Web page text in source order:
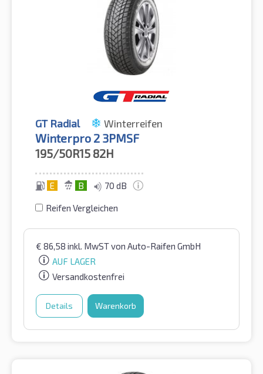
GT Radial Winterreifen
Winterpro 2 3PMSF
195/50R15 82H
E B 70 dB
Reifen Vergleichen
€ 86,58 inkl. MwSTvon Auto-Raifen GmbH
AUF LAGER
Versandkostenfrei
Details Warenkorb